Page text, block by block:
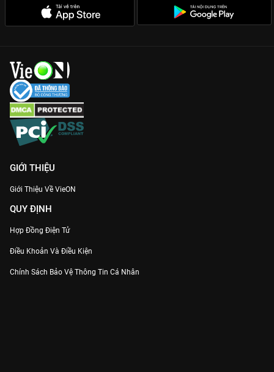
GIỚI THIỆU
Giới Thiệu Về VieON
QUY ĐỊNH
Hợp Đồng Điện Tử
Điều Khoản Và Điều Kiện
Chính Sách Bảo Vệ Thông Tin Cá Nhân